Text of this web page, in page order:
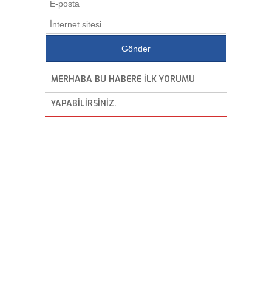
MERHABA BU HABERE ILK YORUMU
YAPABILIRSINIZ.